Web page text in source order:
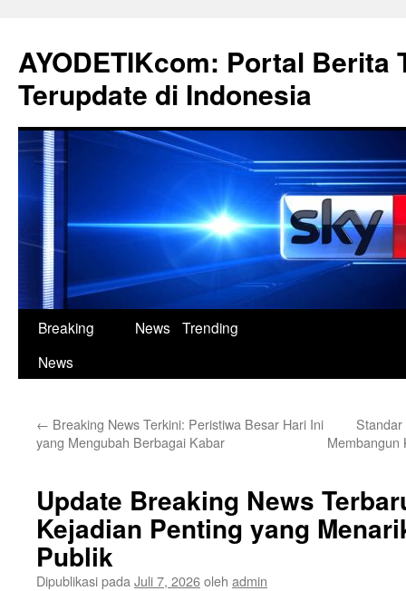
isi
AYODETIKcom: Portal Berita
Terupdate di Indonesia
Breaking
News
News Trending
← Breaking News Terkini: Peristiwa Besar Hari Ini
yang Mengubah Berbagai Kabar
Membangun
Update Breaking News
Kejadian Penting yang
Publik
Dipublikasi pada Juli 7, 2026oleh admin